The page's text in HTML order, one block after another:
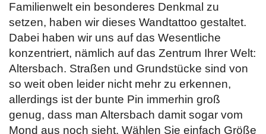
Familienwelt ein besonderes Denkmal zu
setzen, haben wir dieses Wandtattoo gestaltet.
Dabei haben wir uns auf das Wesentliche
konzentriert, nämlich auf das Zentrum Ihrer Welt:
Altersbach. Straßen und Grundstücke sind von
so weit oben leider nicht mehr zu erkennen,
allerdings ist der bunte Pin immerhin groß
genug, dass man Altersbach damit sogar vom
Mond aus noch sieht. Wählen Sie einfach Größe